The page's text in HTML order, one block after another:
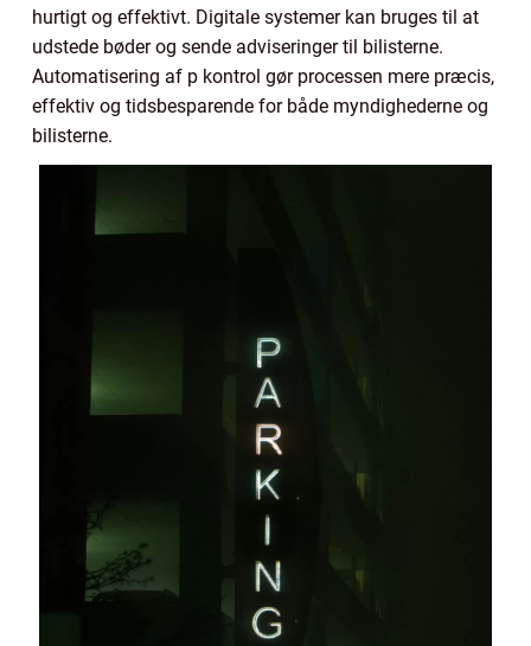
hurtigt og effektivt. Digitale systemer kan bruges til at
udstede bøder og sende adviseringer til bilisterne.
Automatisering af p kontrol gør processen mere præcis,
effektiv og tidsbesparende for både myndighederne og
bilisterne.